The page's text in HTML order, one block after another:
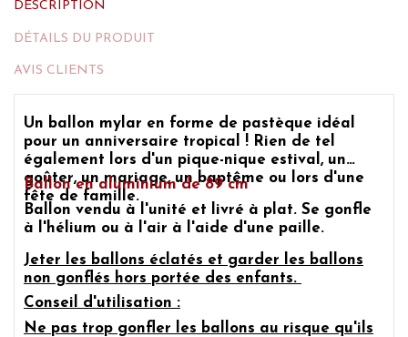
DESCRIPTION
DÉTAILS DU PRODUIT
AVIS CLIENTS
Un ballon mylar en forme de pastèque idéal
pour un anniversaire tropical ! Rien de tel
également lors d'un pique-nique estival, un
goûter, un mariage, un baptême ou lors d'une
fête de famille.
Ballon en aluminium de 89 cm
Ballon vendu à l'unité et livré à plat. Se gonfle
à l'hélium ou à l'air à l'aide d'une paille.
Jeter les ballons éclatés et garder les ballons
non gonflés hors portée des enfants.
Conseil d'utilisation :
Ne pas trop gonfler les ballons au risque qu'ils